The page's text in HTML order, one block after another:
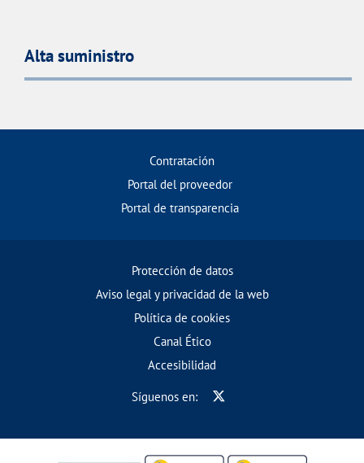
Alta suministro
Contratación
Portal del proveedor
Portal de transparencia
Protección de datos
Aviso legal y privacidad de la web
Política de cookies
Canal Ético
Accesibilidad
Síguenos en: